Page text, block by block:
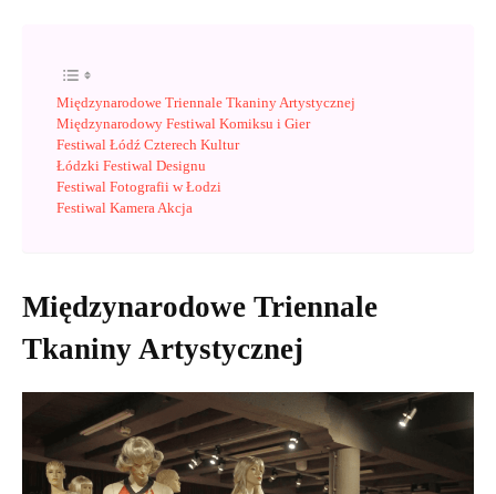
Międzynarodowe Triennale Tkaniny Artystycznej
Międzynarodowy Festiwal Komiksu i Gier
Festiwal Łódź Czterech Kultur
Łódzki Festiwal Designu
Festiwal Fotografii w Łodzi
Festiwal Kamera Akcja
Międzynarodowe Triennale
Tkaniny Artystycznej